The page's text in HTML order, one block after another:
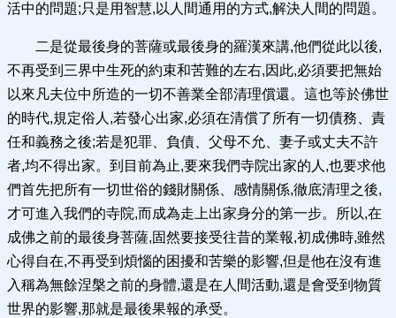
活中的問題;只是用智慧,以人間通用的方式,解決人間的問題。
二是從最後身的菩薩或最後身的羅漢來講,他們從此以後,
不再受到三界中生死的約束和苦難的左右,因此,必須要把無始
以來凡夫位中所造的一切不善業全部清理償還。這也等於佛世
的時代,規定俗人,若發心出家,必須在清償了所有一切債務、責
任和義務之後;若是犯罪、負債、父母不允、妻子或丈夫不許
者,均不得出家。到目前為止,要來我們寺院出家的人,也要求他
們首先把所有一切世俗的錢財關係、感情關係,徹底清理之後,
才可進入我們的寺院,而成為走上出家身分的第一步。所以,在
成佛之前的最後身菩薩,固然要接受往昔的業報,初成佛時,雖然
心得自在,不再受到煩惱的困擾和苦樂的影響,但是他在沒有進
入稱為無餘涅槃之前的身體,還是在人間活動,還是會受到物質
世界的影響,那就是最後果報的承受。